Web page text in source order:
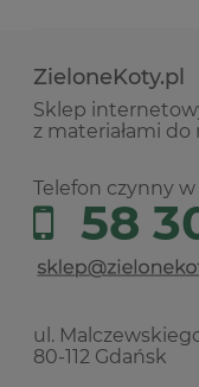
ZieloneKoty.pl
Sklep
z materiałami do
Telefon czynny w
58
ul.
80-112 Gdańsk